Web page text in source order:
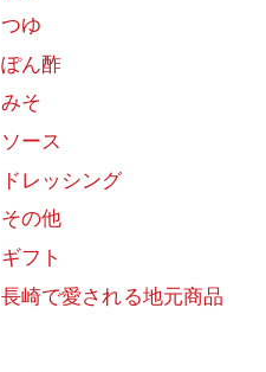
つゆ
ぽん酢
みそ
ソース
ドレッシング
その他
ギフト
長崎で愛される地元商品